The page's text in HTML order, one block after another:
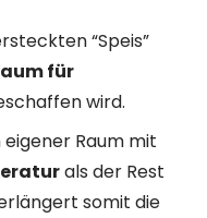
“Speis”
für
wird.
Raum mit
als der Rest
somit die